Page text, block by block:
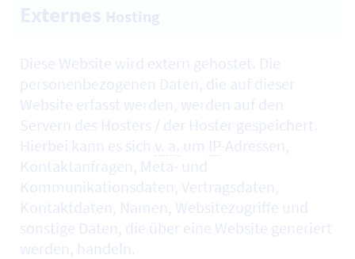
Diese Website wird extern gehostet. Die
personenbezogenen Daten, die auf dieser
Website erfasst werden, werden auf den
Servern des Hosters / der Hoster gespeichert.
Hierbei kann es sich v. a. um IP-Adressen,
Kontaktanfragen, Meta- und
Kommunikationsdaten, Vertragsdaten,
Kontaktdaten, Namen, Websitezugriffe und
sonstige Daten, die über eine Website generiert
werden, handeln.